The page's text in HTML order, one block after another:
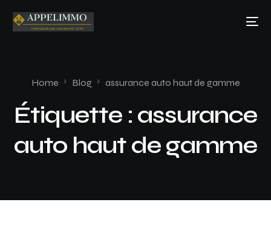
Home Blog assurance auto haut de gamme
Étiquette : assurance
auto haut de gamme